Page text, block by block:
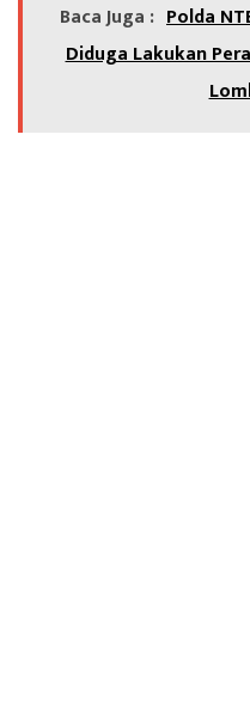
Baca Juga : Polda
Diduga Lakukan